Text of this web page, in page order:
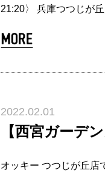
21:20〉 兵庫つつじが
2022.02.01
【西宮ガーデ
オッキー つつじが丘店